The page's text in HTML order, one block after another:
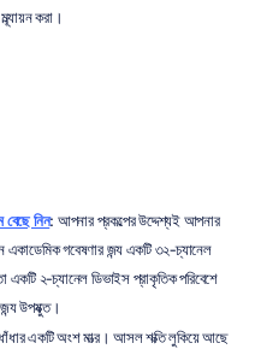
করা।
নিন: আপনার প্রকল্পের উদ্দেশ্যই আপনার
একাডেমিক গবেষণার জন্য একটি ৩২-চ্যানেল
২-চ্যানেল ডিভাইস প্রাকৃতিক পরিবেশে
উপযুক্ত।
একটি অংশ মাত্র। আসল শক্তি লুকিয়ে আছে